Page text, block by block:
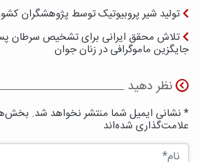
تولید شیر پروبیوتیک توسط پژوهشگران
تلاش محقق ایرانی برای تشخیص سرطان
جایگزین ماموگرافی در زنان جوان
نظر دهید
* نشانی ایمیل شما منتشر نخواهد شد.
علامت‌گذاری شده‌اند